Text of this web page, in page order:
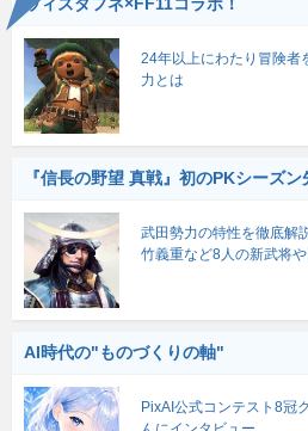
ウィズダフネ×FF11コラボ！
24年以上にわたり冒険者
力とは
『信長の野望 真戦』初のPKシーズ
武田勢力の特性を徹底
竹義重など8人の新武将
AI時代の"ものづくりの軸"
PixAI公式コンテスト8冠